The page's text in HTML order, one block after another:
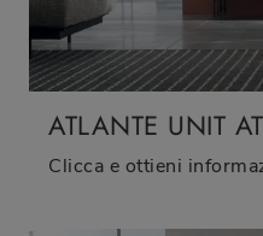
ATLANTE UNIT